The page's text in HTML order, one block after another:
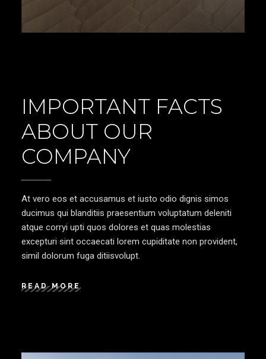
IMPORTANT FACTS
ABOUT OUR
COMPANY
At vero eos et accusamus et iusto odio dignis simos
ducimus qui blanditiis praesentium voluptatum deleniti
atque corryi upti quos dolores et quas molestias
excepturi sint occaecati lorem cupiditate non provident,
simil dolorum fuga ditiisvolupt.
READ MORE